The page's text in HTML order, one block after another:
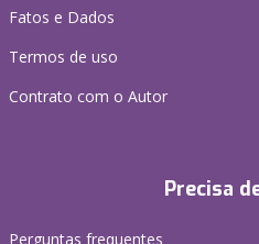
Fatos e Dados
Termos de uso
Contrato com o Autor
Precisa
Perguntas frequentes